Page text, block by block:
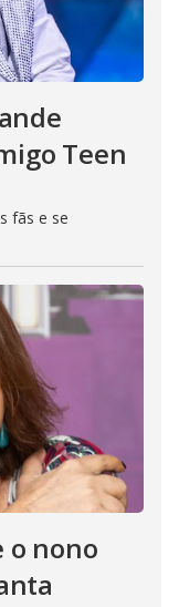
Teen
fãs e se
o nono